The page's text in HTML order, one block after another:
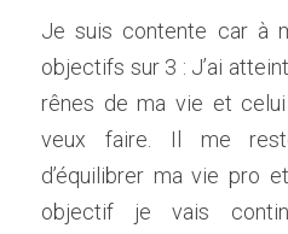
Je suis contente car à
objectifs sur 3 : J’ai
rênes de ma vie et
veux faire. Il me
d’équilibrer ma vie pro
objectif je vais